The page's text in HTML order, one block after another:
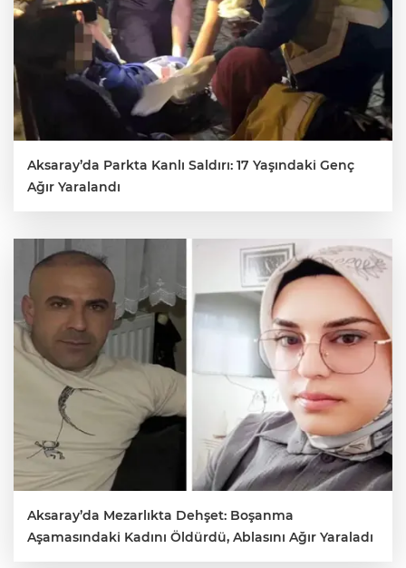
Aksaray’da Parkta Kanlı Saldırı: 17 Yaşındaki Genç
Ağır Yaralandı
Aksaray’da Mezarlıkta Dehşet: Boşanma
Aşamasındaki Kadını Öldürdü, Ablasını Ağır Yaraladı